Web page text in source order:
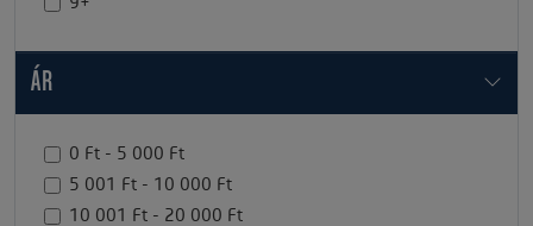
ÁR
0 Ft - 5 000 Ft
5 001 Ft - 10 000 Ft
10 001 Ft - 20 000 Ft